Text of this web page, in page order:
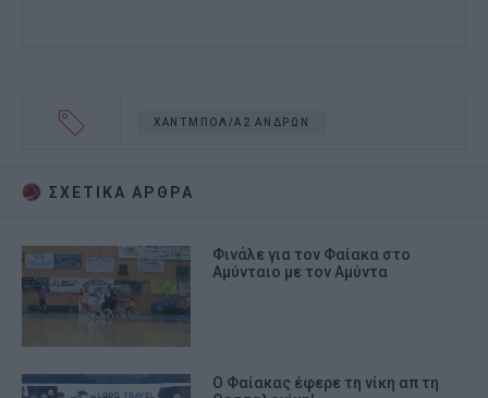
ΧΑΝΤΜΠΟΛ/Α2 ΑΝΔΡΩΝ
ΣΧΕΤΙΚA AΡΘΡΑ
Φινάλε για τον Φαίακα στο
Αμύνταιο με τον Αμύντα
Ο Φαίακας έφερε τη νίκη απ τη